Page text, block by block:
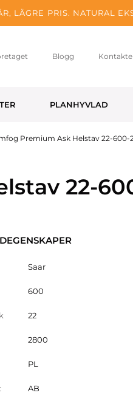
LÄGRE PRIS. NATURAL
Blogg
PLANHYVLAD
Premium Ask Helstav 22-600-
22-
Saar
600
22
2800
PL
AB